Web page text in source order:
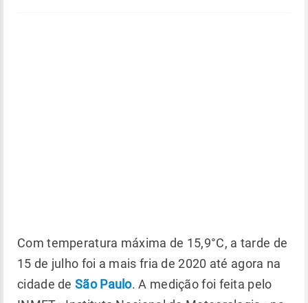
Com temperatura máxima de 15,9°C, a tarde de
15 de julho foi a mais fria de 2020 até agora na
cidade deSão Paulo. A medição foi feita pelo